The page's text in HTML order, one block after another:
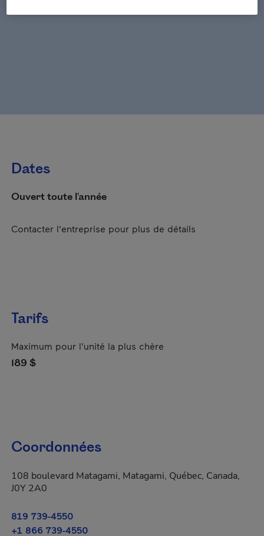
Dates
Ouvert toute l'année
Contacter l'entreprise pour plus de détails
Tarifs
Maximum pour l'unité la plus chère
189 $
Coordonnées
108 boulevard Matagami, Matagami, Québec, Canada,
J0Y 2A0
819 739-4550
+1 866 739-4550